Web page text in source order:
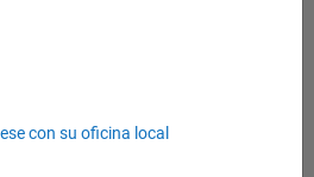
con su oficina local